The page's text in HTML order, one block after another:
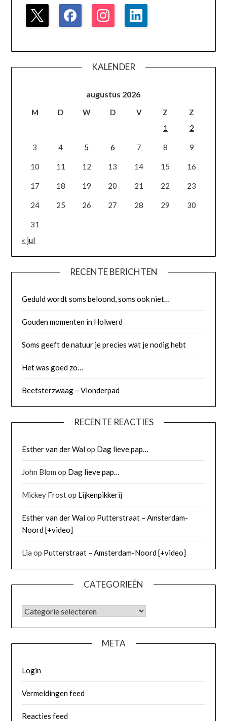
KALENDER
augustus 2026
M D W D V Z
Z
1
2
3 4 5 6 7 8 9
10 11 12 13 14 15 16
17 18 19 20 21 22 23
24 25 26 27 28 29 30
31
« jul
RECENTE BERICHTEN
Geduld wordt soms beloond, soms ook niet…
Gouden momenten in Holwerd
Soms geeft de natuur je precies wat je nodig hebt
Het was goed zo…
Beetsterzwaag – Vlonderpad
RECENTE REACTIES
Esther van der Walop Dag lieve pap…
John Blom op Dag lieve pap…
Mickey Frostop Lijkenpikkerij
Esther van der Walop Putterstraat – Amsterdam-
Noord [+video]
Lia op Putterstraat – Amsterdam-Noord [+video]
CATEGORIEËN
META
Login
Vermeldingen feed
Reacties feed